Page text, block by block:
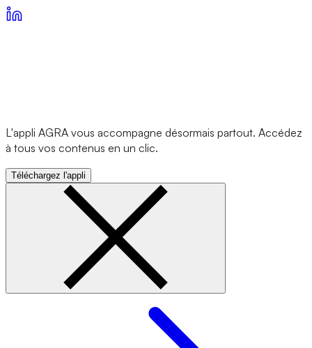
L'appli AGRA vous accompagne désormais partout. Accédez
à tous vos contenus en un clic.
Téléchargez l'appli